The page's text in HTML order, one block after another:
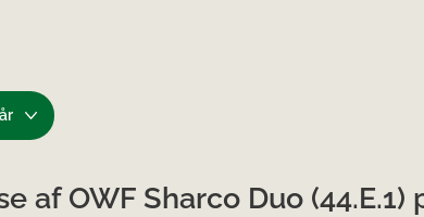
af OWF Sharco Duo (44.E.1)